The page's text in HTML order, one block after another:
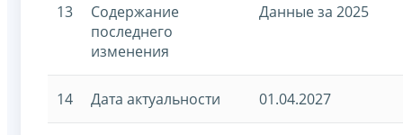
13
Содержание
последнего
изменения
Данные за 2025
14 Дата актуальности 01.04.2027